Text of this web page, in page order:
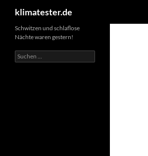
klimatester.de
Schwitzen und schlaflose
Nächte waren gestern!
Suchen
nach: